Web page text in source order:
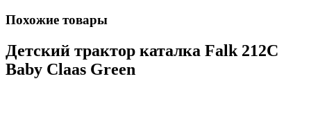
Похожие товары
Детский трактор каталка Falk 212C
Baby Claas Green